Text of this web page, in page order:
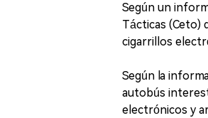
Según un
Tácticas (Ceto)
cigarrillos
Según la
autobús
electrónicos y